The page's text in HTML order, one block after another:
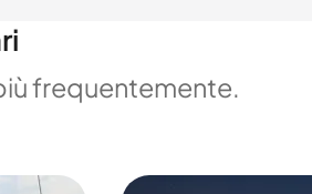
frequentemente.